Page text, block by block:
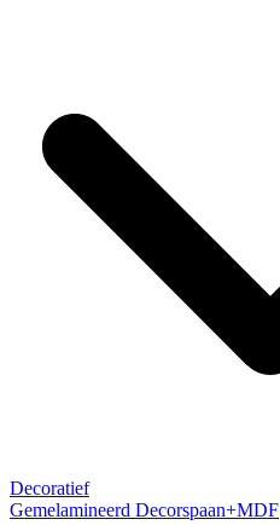
Decoratief
Gemelamineerd Decorspaan+MDF